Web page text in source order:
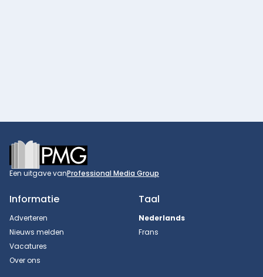
Footer
Een uitgave vanProfessional Media Group
Informatie
Adverteren
Nieuws melden
Vacatures
Over ons
Taal
Nederlands
Frans